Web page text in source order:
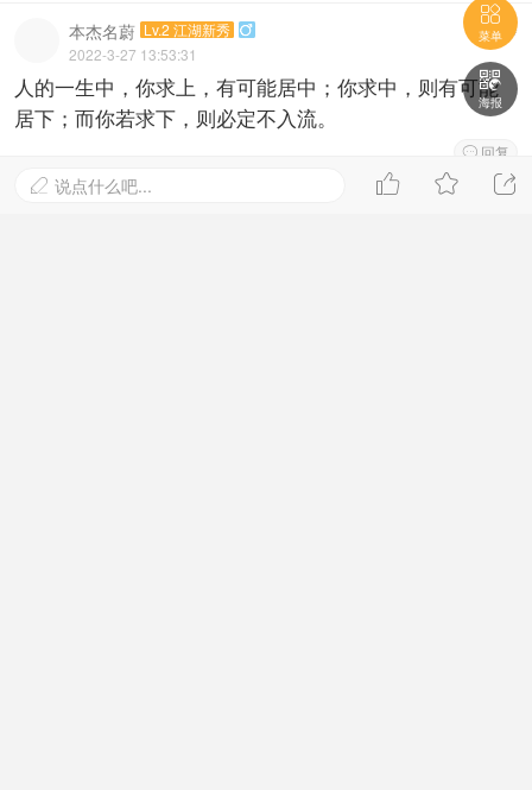
12 #
本杰名蔚 Lv.2 江湖新秀 
2022-3-27 13:53:31
人的一生中，你求上，有可能居中；你求中，则有可能
居下；而你若求下，则必定不入流。
 回复

菜单

海报



 说点什么吧...